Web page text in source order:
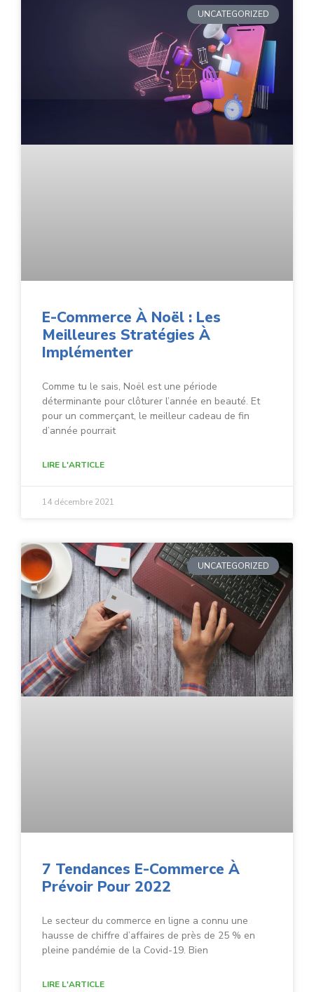
UNCATEGORIZED
E-Commerce À Noël : Les
Meilleures Stratégies À
Implémenter
Comme tu le sais, Noël est une période
déterminante pour clôturer l’année en beauté. Et
pour un commerçant, le meilleur cadeau de fin
d’année pourrait
LIRE L'ARTICLE
14 décembre 2021
UNCATEGORIZED
7 Tendances E-Commerce À
Prévoir Pour 2022
Le secteur du commerce en ligne a connu une
hausse de chiffre d’affaires de près de 25 % en
pleine pandémie de la Covid-19. Bien
LIRE L'ARTICLE